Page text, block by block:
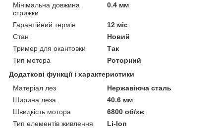
Мінімальна довжина
стрижки
0.4 мм
Гарантійний термін
12 міс
Стан
Новий
Тример для окантовки
Так
Тип мотора
Роторний
Додаткові функції і характеристики
Матеріал лез
Нержавіюча сталь
Ширина леза
40.6 мм
Швидкість мотора
6800 об/хв
Тип елементів живлення
Li-Ion